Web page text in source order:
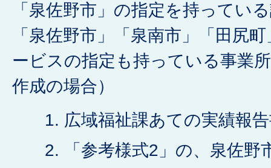
「泉佐野市」の指定を持ってい
「泉佐野市」「泉南市」「田尻
ービスの指定も持っている事業
作成の場合）
広域福祉課あての実績報
「参考様式2」の、泉佐